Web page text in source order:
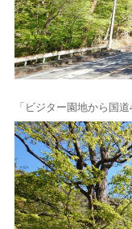
「ビジター園地から国道